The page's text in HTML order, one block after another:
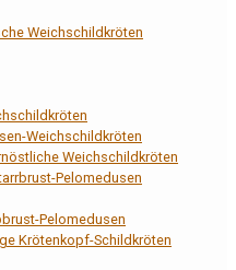
Weichschildkröten
Weichschildkröten
Weichschildkröten
Pelomedusen
Pelomedusen
Krötenkopf-Schildkröten